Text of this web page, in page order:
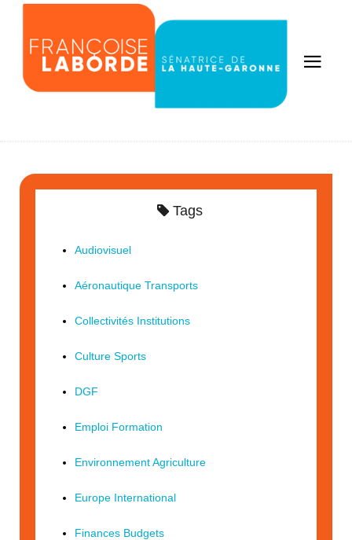
Tags
Audiovisuel
Aéronautique Transports
Collectivités Institutions
Culture Sports
DGF
Emploi Formation
Environnement Agriculture
Europe International
Finances Budgets